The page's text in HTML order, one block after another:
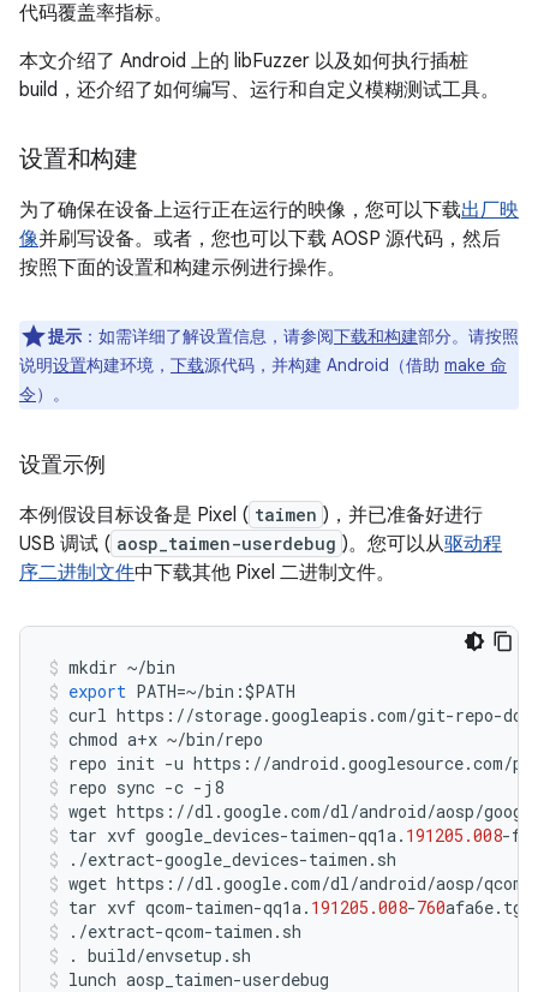
代码覆盖率指标。
本文介绍了 Android 上的 libFuzzer 以及如何执行插桩
build，还介绍了如何编写、运行和自定义模糊测试工具。
设置和构建
为了确保在设备上运行正在运行的映像，您可以下载出厂映
像并刷写设备。或者，您也可以下载 AOSP 源代码，然后
按照下面的设置和构建示例进行操作。
提示 ：如需详细了解设置信息，请参阅下载和构建部分。请按照
说明设置构建环境， 下载源代码，并构建 Android（借助 make 命
令）。
设置示例
本例假设目标设备是 Pixel ( taimen )，并已准备好进行
USB 调试 ( aosp_taimen-userdebug )。您可以从驱动程
序二进制文件中下载其他 Pixel 二进制文件。
mkdir ~/bin
export PATH=~/bin :$PATH
curl https : //storage.googleapis .com/git-repo-
chmod a+x ~/bin/repo
repo init -u https : //android .googlesource.com/
repo sync -c - j8
wget https : //dl .google.com/dl/android/aosp/
tar xvf google_devices-taimen-qq1a. 191205.008-
./extract-google_devices-taimen . sh
wget https : //dl .google.com/dl/android/aosp/qcom
tar xvf qcom-taimen-qq1a. 191205.008-760afa6e. tgz
./extract-qcom-taimen . sh
. build/envsetup . sh
lunch aosp_taimen-userdebug